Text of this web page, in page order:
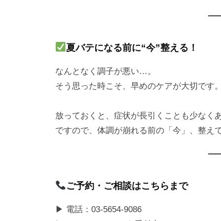
夏バテになる前に“今”整える！
なんとなく調子が悪い…。
そう思った時こそ、早めのケアが大切です。
放っておくと、症状が長引くことも少なく
ですので、体調が崩れる前の「今」、整え
ご予約・ご相談はこちらまで
▶ 電話：03-5654-9086